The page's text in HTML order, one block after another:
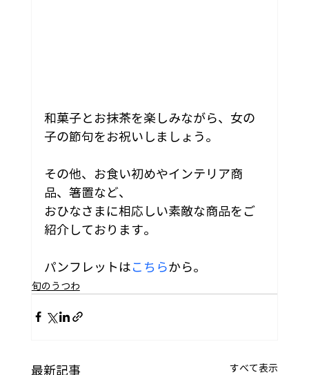
和菓子とお抹茶を楽しみながら、女の
子の節句をお祝いしましょう。
その他、お食い初めやインテリア商
品、箸置など、
おひなさまに相応しい素敵な商品をご
紹介しております。
パンフレットは こちらから。
旬のうつわ
最新記事 すべて表示